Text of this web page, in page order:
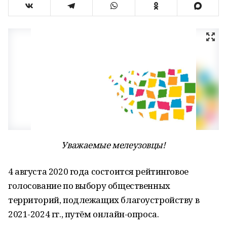
Уважаемые мелеузовцы!
4 августа 2020 года состоится рейтинговое
голосование по выбору общественных
территорий, подлежащих благоустройству в
2021-2024 гг., путём онлайн-опроса.